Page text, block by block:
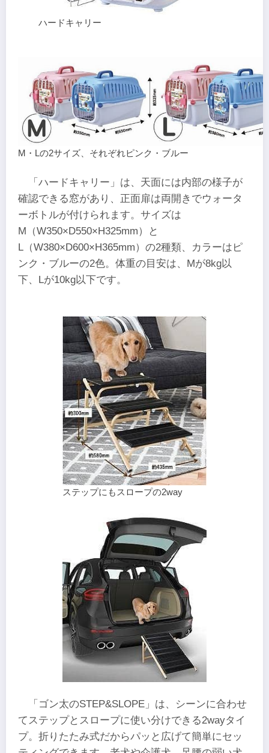
ハードキャリー
M・Lの2サイズ、それぞれピンク・ブルー
「ハードキャリー」は、天面には内部の様子が
確認できる窓があり、正面扉は両開きでウォータ
ーボトルが付けられます。サイズは
M（W350×D550×H325mm）と
L（W380×D600×H365mm）の2種類、カラーはピ
ンク・ブルーの2色。体重の目安は、Mが8kg以
下、Lが10kg以下です。
ステップにもスロープの2way
「ゴン太のSTEP&SLOPE」は、シーンに合わせ
てステップとスロープに使い分けできる2wayタイ
プ。折りたたみ式だからパッと広げて簡単にセッ